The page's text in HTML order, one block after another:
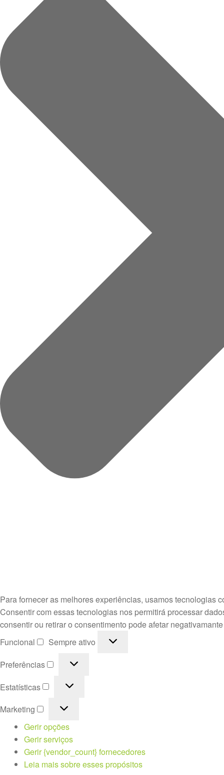
Para fornecer as melhores experiências, usamos tecnologias
Consentir com essas tecnologias nos permitirá processar
consentir ou retirar o consentimento pode afetar
Funcional
Funcional
Sempre ativo
Preferências
Preferências
Estatísticas Estatísticas
Marketing
Marketing
Gerir opções
Gerir serviços
Gerir {vendor_count} fornecedores
Leia mais sobre esses propósitos